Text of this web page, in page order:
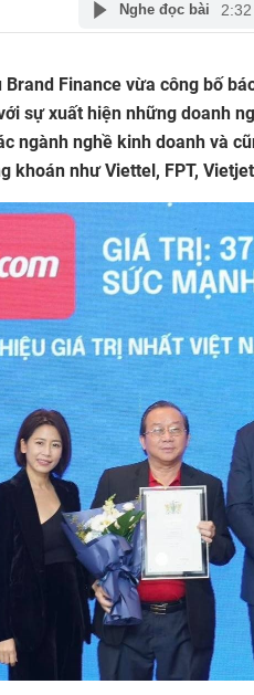
Nghe đọc bài 2:32
Finance vừa công bố
sự xuất hiện những doanh
ngành nghề kinh doanh và
khoán như Viettel, FPT,